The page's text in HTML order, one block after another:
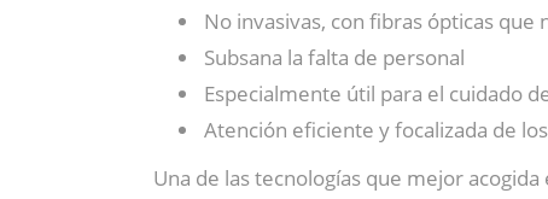
No invasivas, con fibras ópticas
Subsana la falta de personal
Especialmente útil para el cuidado
Atención eficiente y focalizada de
Una de las tecnologías que mejor